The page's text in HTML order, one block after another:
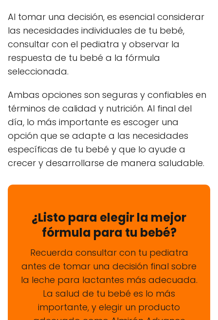
Al tomar una decisión, es esencial considerar
las necesidades individuales de tu bebé,
consultar con el pediatra y observar la
respuesta de tu bebé a la fórmula
seleccionada.
Ambas opciones son seguras y confiables en
términos de calidad y nutrición. Al final del
día, lo más importante es escoger una
opción que se adapte a las necesidades
específicas de tu bebé y que lo ayude a
crecer y desarrollarse de manera saludable.
¿Listo para elegir la mejor
fórmula para tu bebé?
Recuerda consultar con tu pediatra
antes de tomar una decisión final sobre
la leche para lactantes más adecuada.
La salud de tu bebé es lo más
importante, y elegir un producto